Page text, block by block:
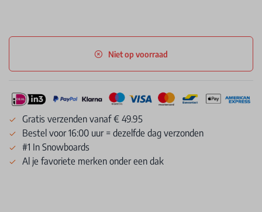
Niet op voorraad
Gratis verzenden vanaf € 49.95
Bestel voor 16:00 uur = dezelfde dag verzonden
#1 In Snowboards
Al je favoriete merken onder een dak